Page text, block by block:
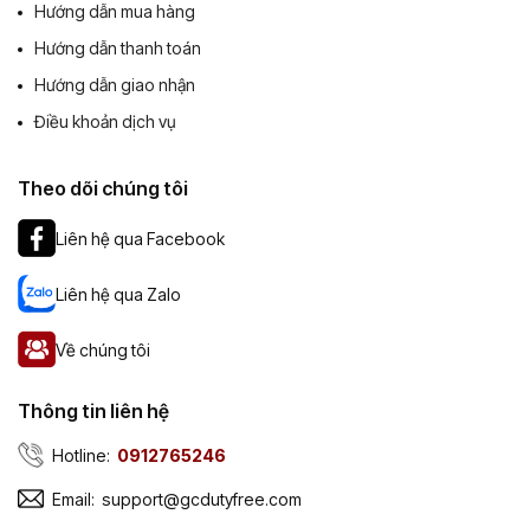
Hướng dẫn mua hàng
Hướng dẫn thanh toán
Hướng dẫn giao nhận
Điều khoản dịch vụ
Theo dõi chúng tôi
Liên hệ qua Facebook
Liên hệ qua Zalo
Về chúng tôi
Thông tin liên hệ
Hotline: 0912765246
Email: support@gcdutyfree.com